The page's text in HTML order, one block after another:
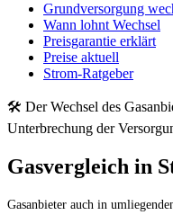
Grundversorgung
Wann lohnt Wechsel
Preisgarantie erklärt
Preise aktuell
Strom-Ratgeber
🛠 Der Wechsel des
Unterbrechung der
Gasvergleich in
Gasanbieter auch in